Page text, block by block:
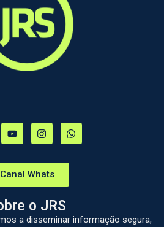
Canal Whats
o JRS
a disseminar informação segura,